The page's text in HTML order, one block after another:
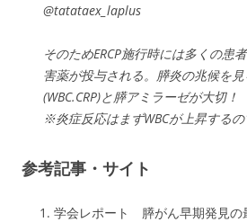
@tatataex_laplus
そのためERCP施行時には多くの患
害薬が投与される。膵炎の兆候を
(WBC.CRP)と膵アミラーゼが大切！
※炎症反応はまずWBCが上昇するの
— taccho盆栽@大和盆樹園
20, 2015
参考記事・サイト
学会レポート 膵がん早期発見の